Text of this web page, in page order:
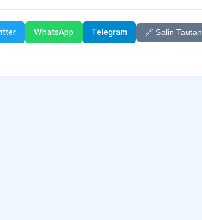
WhatsApp Telegram 🔗 Salin Tautan